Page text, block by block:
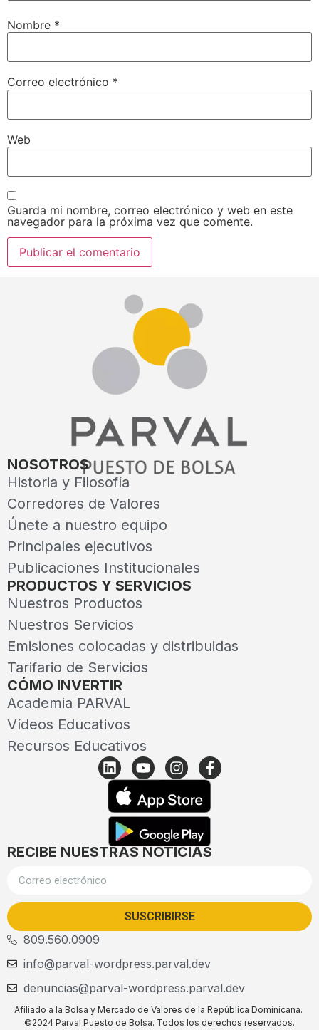
Nombre *
Correo electrónico *
Web
Guarda mi nombre, correo electrónico y web en este
navegador para la próxima vez que comente.
NOSOTROS
Historia y Filosofía
Corredores de Valores
Únete a nuestro equipo
Principales ejecutivos
Publicaciones Institucionales
PRODUCTOS Y SERVICIOS
Nuestros Productos
Nuestros Servicios
Emisiones colocadas y distribuidas
Tarifario de Servicios
CÓMO INVERTIR
Academia PARVAL
Vídeos Educativos
Recursos Educativos
RECIBE NUESTRAS NOTICIAS
SUSCRIBIRSE
809.560.0909
info@parval-wordpress.parval.dev
denuncias@parval-wordpress.parval.dev
Afiliado a la Bolsa y Mercado de Valores de la República Dominicana.
©2024 Parval Puesto de Bolsa. Todos los derechos reservados.